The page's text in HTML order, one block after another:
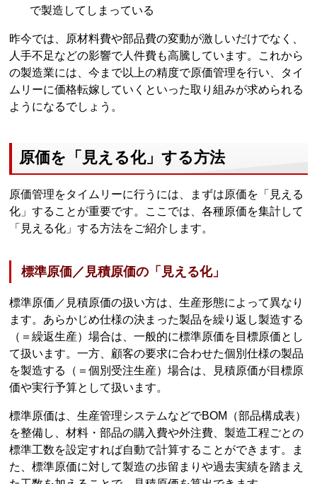
で製造してしまっている
昨今では、原材料費や部品費の変動が激しいだけでなく、
人手不足などの影響で人件費も高騰しています。これから
の製造業には、今まで以上の精度で原価管理を行い、タイ
ムリーに価格転嫁していくといった取り組みが求められる
ようになるでしょう。
原価を「見える化」する方法
原価管理をタイムリーに行うには、まずは原価を「見える
化」することが重要です。ここでは、各種原価を集計して
「見える化」する方法をご紹介します。
標準原価／見積原価の「見える化」
標準原価／見積原価の扱い方は、生産形態によって異なり
ます。あらかじめ仕様の決まった製品を繰り返し製造する
（＝繰返生産）場合は、一般的に標準原価を目標原価とし
て扱います。一方、顧客の要求に合わせた個別仕様の製品
を製造する（＝個別受注生産）場合は、見積原価が目標原
価や実行予算として扱います。
標準原価は、生産管理システムなどでBOM（部品構成表）
を整備し、材料・部品の購入費や外注費、製造工程ごとの
標準工数を設定すれば自動で計算することができます。ま
た、標準原価に対して製造の歩留まりや過去実績を踏まえ